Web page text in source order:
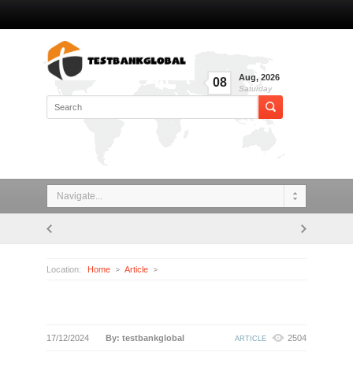
08 Aug, 2026
Saturday
Navigate...
Location: Home Article
17/12/2024 By: testbankglobal ARTICLE 2504